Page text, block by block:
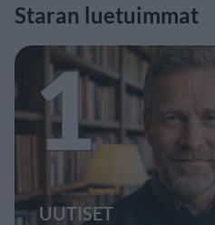
Staran luetuimmat
1
UUTISET